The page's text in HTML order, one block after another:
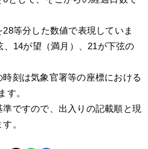
等分した数値で表現していま
14が望（満月）、21が下弦の
時刻は気象官署等の座標における
す。
準ですので、出入りの記載順と現
。